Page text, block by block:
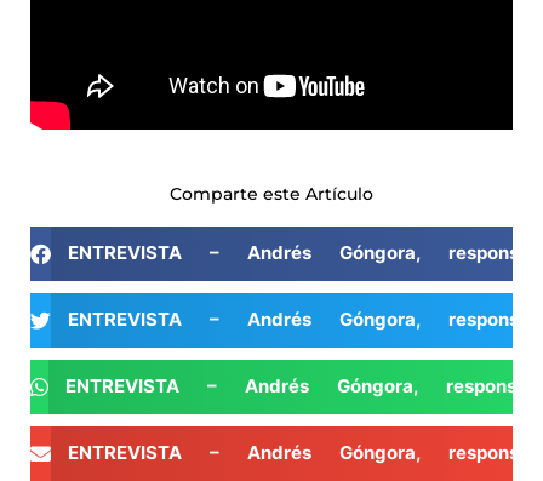
Comparte este Artículo
ENTREVISTA – Andrés Góngora,
ENTREVISTA – Andrés Góngora,
ENTREVISTA – Andrés Góngora,
ENTREVISTA – Andrés Góngora,